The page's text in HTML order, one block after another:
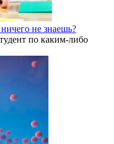
не знаешь?
по каким-либо